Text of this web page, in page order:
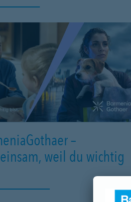
–
weil du wichtig